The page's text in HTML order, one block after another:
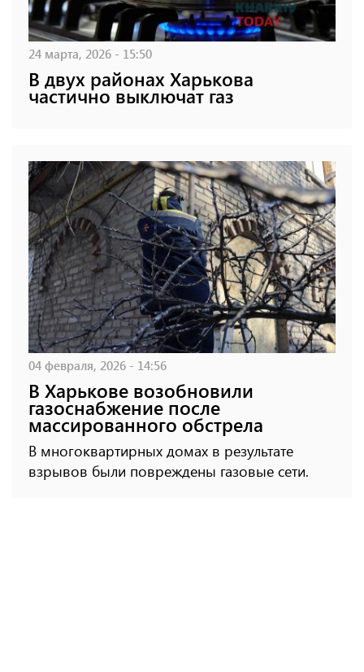
24 марта, 2026 - 15:50
В двух районах Харькова
частично выключат газ
04 февраля, 2026 - 14:56
В Харькове возобновили
газоснабжение после
массированного обстрела
В многоквартирных домах в результате
взрывов были повреждены газовые сети.